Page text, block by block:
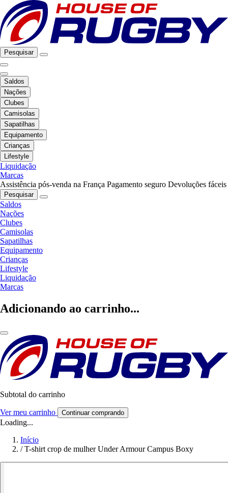
Pesquisar
Saldos
Nações
Clubes
Camisolas
Sapatilhas
Equipamento
Crianças
Lifestyle
Liquidação
Marcas
Assistência pós-venda na França Pagamento seguro Devoluções fáceis
Pesquisar
Saldos
Nações
Clubes
Camisolas
Sapatilhas
Equipamento
Crianças
Lifestyle
Liquidação
Marcas
Adicionando ao carrinho...
Subtotal do carrinho
Ver meu carrinho Continuar comprando
Loading...
Início
/ T-shirt crop de mulher Under Armour Campus Boxy